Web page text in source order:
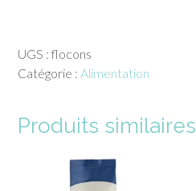
UGS : flocons
Catégorie : Alimentation
Produits similaires